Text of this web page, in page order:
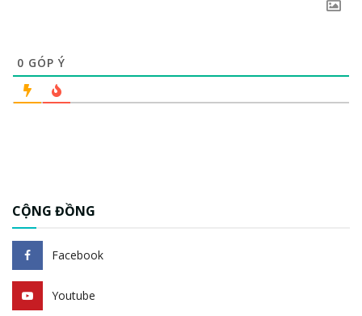
0 GÓP Ý
CỘNG ĐỒNG
Facebook
Youtube